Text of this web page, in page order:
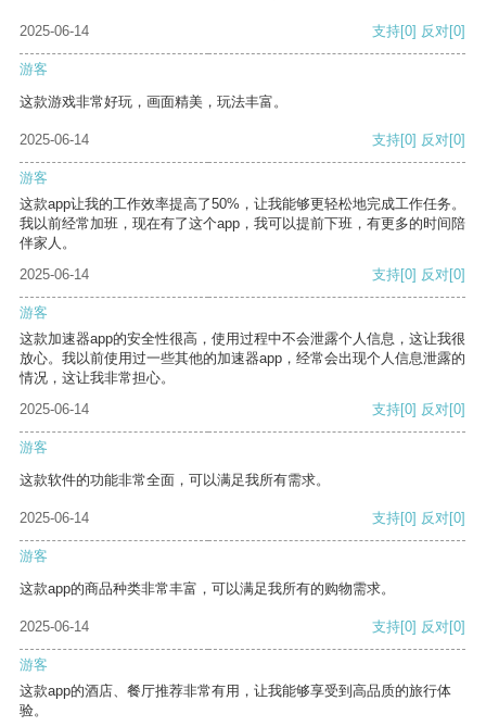
2025-06-14 支持[0] 反对[0]
游客
这款游戏非常好玩，画面精美，玩法丰富。
2025-06-14 支持[0] 反对[0]
游客
这款app让我的工作效率提高了50%，让我能够更轻松地完成工作任务。
我以前经常加班，现在有了这个app，我可以提前下班，有更多的时间陪
伴家人。
2025-06-14
支持[0] 反对[0]
游客
这款加速器app的安全性很高，使用过程中不会泄露个人信息，这让我很
放心。我以前使用过一些其他的加速器app，经常会出现个人信息泄露的
情况，这让我非常担心。
2025-06-14
支持[0] 反对[0]
游客
这款软件的功能非常全面，可以满足我所有需求。
2025-06-14 支持[0] 反对[0]
游客
这款app的商品种类非常丰富，可以满足我所有的购物需求。
2025-06-14 支持[0] 反对[0]
游客
这款app的酒店、餐厅推荐非常有用，让我能够享受到高品质的旅行体
验。